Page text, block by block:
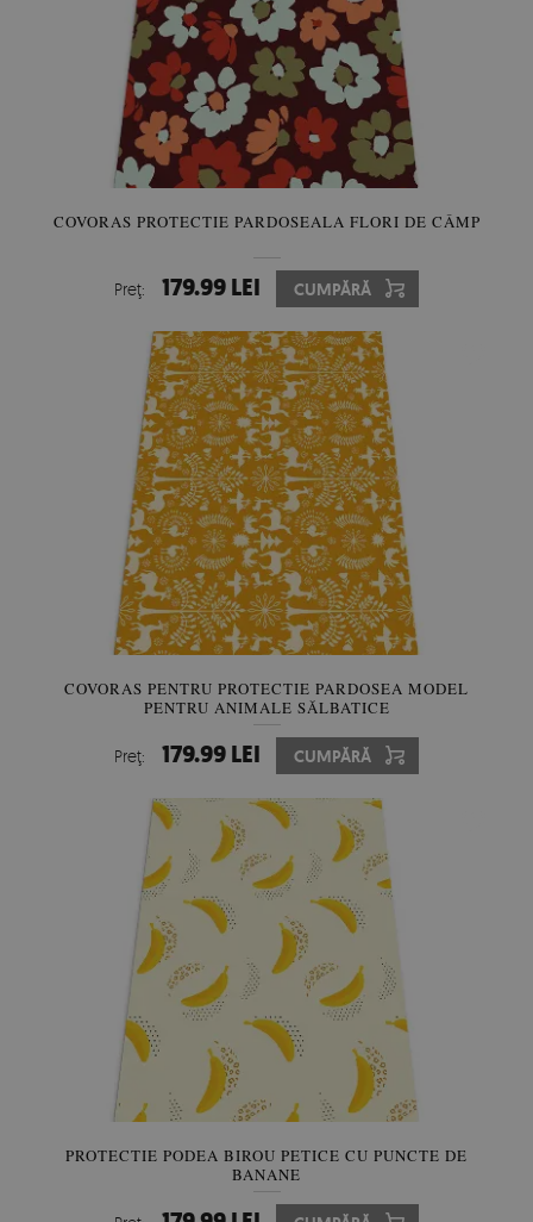
COVORAS PROTECTIE PARDOSEALA FLORI DE CÂMP
Preţ: 179.99 LEI CUMPĂRĂ
COVORAS PENTRU PROTECTIE PARDOSEA MODEL
PENTRU ANIMALE SĂLBATICE
Preţ: 179.99 LEI CUMPĂRĂ
PROTECTIE PODEA BIROU PETICE CU PUNCTE DE
BANANE